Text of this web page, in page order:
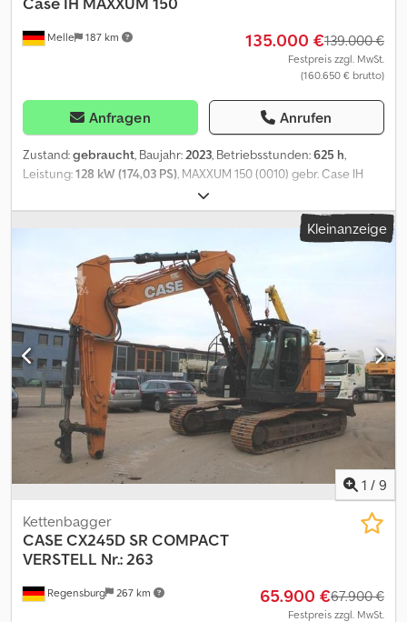
Melle 187 km 135.000 €139.000 €
Festpreis zzgl. MwSt.
(160.650 € brutto)
Anfragen Anrufen
Zustand:gebraucht, Baujahr:2023, Betriebsstunden:625 h,
Leistung:128 kW (174,03 PS), MAXXUM 150 (0010) gebr. Case IH
MAXXUM 150 CVX (0020) in serienmäßiger Ausstattung (0030)
Getriebe: CVX Drive - stufenloses Getriebe 50 km/h Eco (0040)
Zulassung auf 40 km/h Codpfxox R N Eqj Afmerf (0050) Bereifung:
(0060) R28 (0070) 650R65R38
Kleinanzeige
1 / 9
Regensburg 267 km
Kettenbagger
CASECX245D SR COMPACT
VERSTELL Nr.: 263
65.900 €67.900 €
Festpreis zzgl. MwSt.